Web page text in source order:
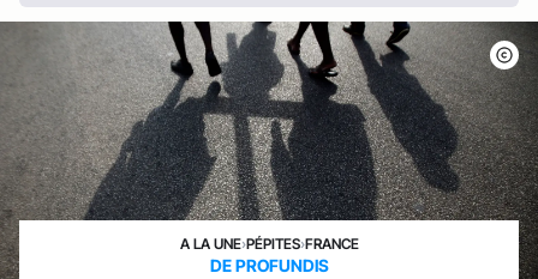
A LA UNE›PÉPITES›FRANCE
DE PROFUNDIS